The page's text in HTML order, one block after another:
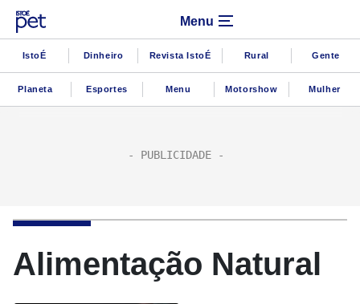
Menu
IstoÉ Dinheiro Revista IstoÉ Rural Gente
Planeta Esportes Menu Motorshow Mulher
Alimentação Natural